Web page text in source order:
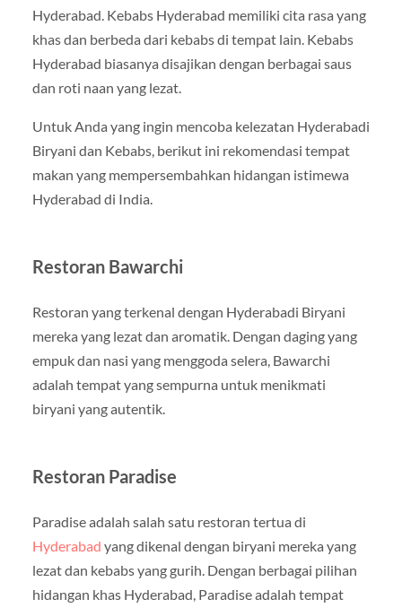
Hyderabad. Kebabs Hyderabad memiliki cita rasa yang
khas dan berbeda dari kebabs di tempat lain. Kebabs
Hyderabad biasanya disajikan dengan berbagai saus
dan roti naan yang lezat.
Untuk Anda yang ingin mencoba kelezatan Hyderabadi
Biryani dan Kebabs, berikut ini rekomendasi tempat
makan yang mempersembahkan hidangan istimewa
Hyderabad di India.
Restoran Bawarchi
Restoran yang terkenal dengan Hyderabadi Biryani
mereka yang lezat dan aromatik. Dengan daging yang
empuk dan nasi yang menggoda selera, Bawarchi
adalah tempat yang sempurna untuk menikmati
biryani yang autentik.
Restoran Paradise
Paradise adalah salah satu restoran tertua di
Hyderabad yang dikenal dengan biryani mereka yang
lezat dan kebabs yang gurih. Dengan berbagai pilihan
hidangan khas Hyderabad, Paradise adalah tempat